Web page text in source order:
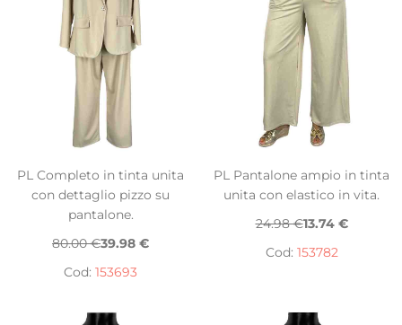
PL Completo in tinta unita
con dettaglio pizzo su
pantalone.
80.00 €39.98 €
Cod: 153693
PL Pantalone ampio in tinta
unita con elastico in vita.
24.98 €13.74 €
Cod: 153782